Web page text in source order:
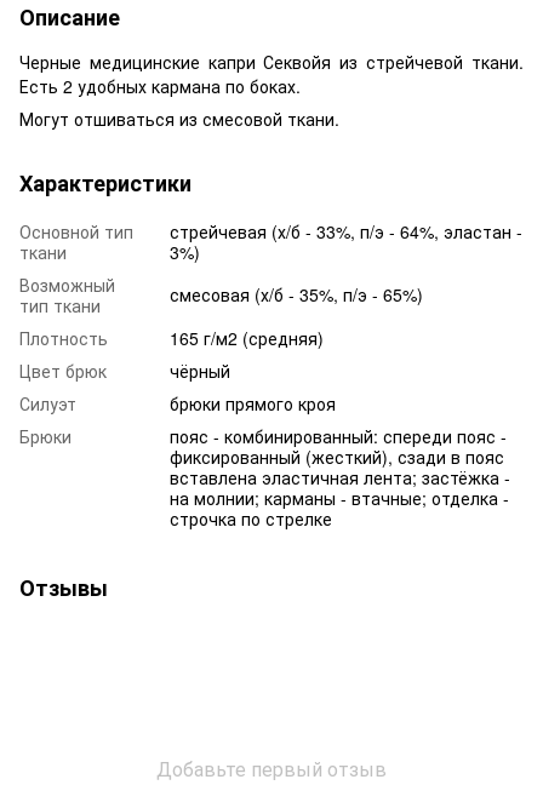
Описание
Черные медицинские капри Секвойя из стрейчевой ткани.
Есть 2 удобных кармана по боках.
Могут отшиваться из смесовой ткани.
Характеристики
Основной тип
ткани
стрейчевая (х/б - 33%, п/э - 64%, эластан -
3%)
Возможный
тип ткани
смесовая (х/б - 35%, п/э - 65%)
Плотность
165 г/м2 (средняя)
Цвет брюк
чёрный
Силуэт
брюки прямого кроя
Брюки
пояс - комбинированный: спереди пояс -
фиксированный (жесткий), сзади в пояс
вставлена эластичная лента; застёжка -
на молнии; карманы - втачные; отделка -
строчка по стрелке
Отзывы
Добавьте первый отзыв